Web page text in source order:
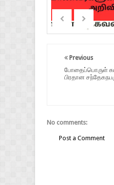
Previous
போதைப்பொருள்
பிரதான
No comments:
Post a Comment